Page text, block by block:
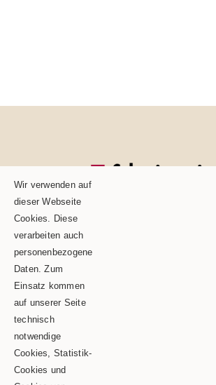
Schäble TEAM GmbH & Co.KG
Goldbergstraße 24
Wir verwenden auf
dieser Webseite
Cookies. Diese
verarbeiten auch
personenbezogene
Daten. Zum
Einsatz kommen
auf unserer Seite
technisch
notwendige
Cookies, Statistik-
Cookies und